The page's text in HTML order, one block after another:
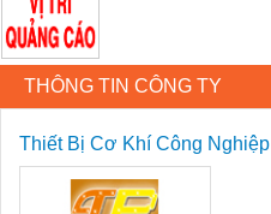
THÔNG TIN CÔNG TY
Thiết Bị Cơ Khí Công Nghiệp